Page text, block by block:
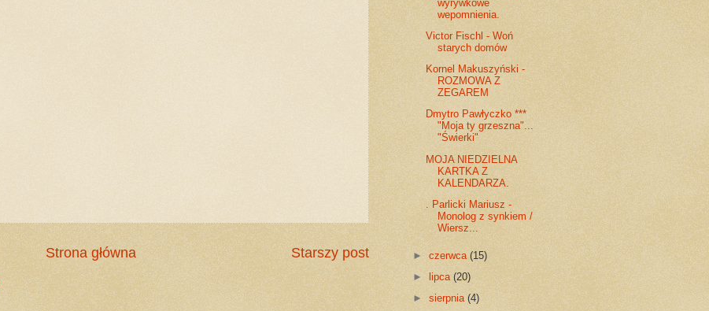
Starszy post
Strona główna
wyrywkowe
wepomnienia.
Victor Fischl - Woń
starych domów
Kornel Makuszyński -
ROZMOWA Z
ZEGAREM
Dmytro Pawłyczko ***
"Moja ty grzeszna"...
"Świerki"
MOJA NIEDZIELNA
KARTKA Z
KALENDARZA.
. Parlicki Mariusz -
Monolog z synkiem /
Wiersz...
►czerwca(15)
►
lipca(20)
►sierpnia(4)